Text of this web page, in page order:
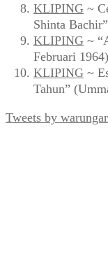
KLIPING ~
Shinta
KLIPING ~
Februari 1964)
KLIPING ~
Tahun”
Tweets by